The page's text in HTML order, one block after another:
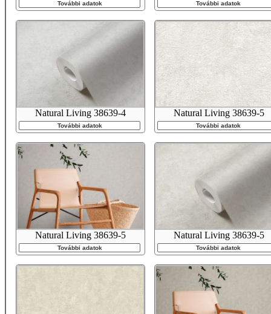
További adatok További adatok
Natural Living 38639-4
További adatok
Natural Living 38639-5
További adatok
Natural Living 38639-5
További adatok
Natural Living 38639-5
További adatok